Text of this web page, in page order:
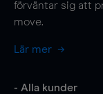
förväntar sig att
move.
Lär mer
- Alla kunder